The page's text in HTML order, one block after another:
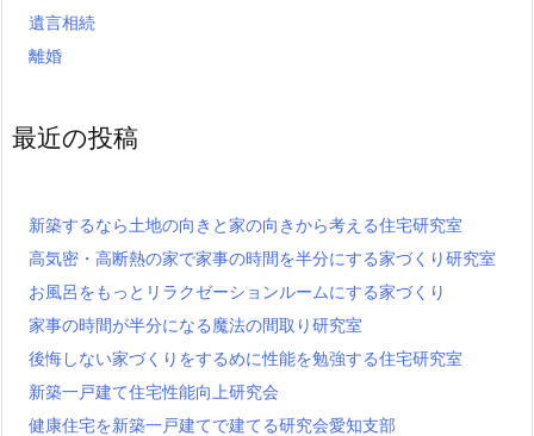
遺言相続
離婚
最近の投稿
新築するなら土地の向きと家の向きから考える住宅研究室
高気密・高断熱の家で家事の時間を半分にする家づくり研究室
お風呂をもっとリラクゼーションルームにする家づくり
家事の時間が半分になる魔法の間取り研究室
後悔しない家づくりをするめに性能を勉強する住宅研究室
新築一戸建て住宅性能向上研究会
健康住宅を新築一戸建てで建てる研究会愛知支部